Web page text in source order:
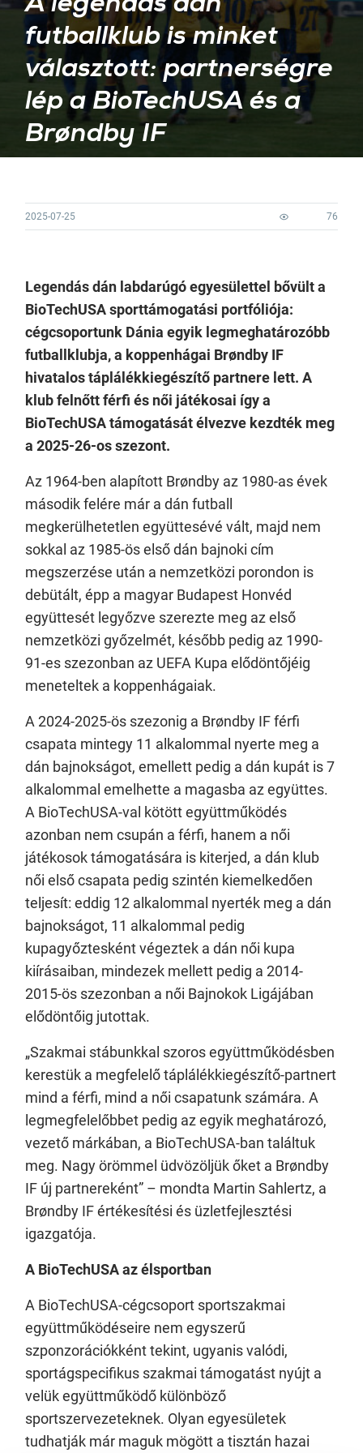
futballklub is minket
választott: partnerségre
lép a BioTechUSA és a
Brøndby IF
2025-07-25 76
Legendás dán labdarúgó egyesülettel bővült a
BioTechUSA sporttámogatási portfóliója:
cégcsoportunk Dánia egyik legmeghatározóbb
futballklubja, a koppenhágai Brøndby IF
hivatalos táplálékkiegészítő partnere lett. A
klub felnőtt férfi és női játékosai így a
BioTechUSA támogatását élvezve kezdték meg
a 2025-26-os szezont.
Az 1964-ben alapított Brøndby az 1980-as évek
második felére már a dán futball
megkerülhetetlen együttesévé vált, majd nem
sokkal az 1985-ös első dán bajnoki cím
megszerzése után a nemzetközi porondon is
debütált, épp a magyar Budapest Honvéd
együttesét legyőzve szerezte meg az első
nemzetközi győzelmét, később pedig az 1990-
91-es szezonban az UEFA Kupa elődöntőjéig
meneteltek a koppenhágaiak.
A 2024-2025-ös szezonig a Brøndby IF férfi
csapata mintegy 11 alkalommal nyerte meg a
dán bajnokságot, emellett pedig a dán kupát is 7
alkalommal emelhette a magasba az együttes.
A BioTechUSA-val kötött együttműködés
azonban nem csupán a férfi, hanem a női
játékosok támogatására is kiterjed, a dán klub
női első csapata pedig szintén kiemelkedően
teljesít: eddig 12 alkalommal nyerték meg a dán
bajnokságot, 11 alkalommal pedig
kupagyőztesként végeztek a dán női kupa
kiírásaiban, mindezek mellett pedig a 2014-
2015-ös szezonban a női Bajnokok Ligájában
elődöntőig jutottak.
„Szakmai stábunkkal szoros együttműködésben
kerestük a megfelelő táplálékkiegészítő-partnert
mind a férfi, mind a női csapatunk számára. A
legmegfelelőbbet pedig az egyik meghatározó,
vezető márkában, a BioTechUSA-ban találtuk
meg. Nagy örömmel üdvözöljük őket a Brøndby
IF új partnereként” – mondta Martin Sahlertz, a
Brøndby IF értékesítési és üzletfejlesztési
igazgatója.
A BioTechUSA az élsportban
A BioTechUSA-cégcsoport sportszakmai
együttműködéseire nem egyszerű
szponzorációkként tekint, ugyanis valódi,
sportágspecifikus szakmai támogatást nyújt a
velük együttműködő különböző
sportszervezeteknek. Olyan egyesületek
tudhatják már maguk mögött a tisztán hazai